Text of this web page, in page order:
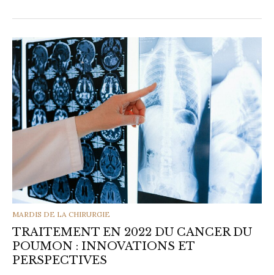
CATEGORIES
MARDIS DE LA CHIRURGIE
TRAITEMENT EN 2022 DU CANCER DU
POUMON : INNOVATIONS ET
PERSPECTIVES